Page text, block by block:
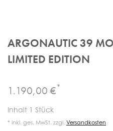
ARGONAUTIC 39
LIMITED EDITION
1.190,00 €*
Inhalt 1 Stück
* inkl. ges. MwSt. zzgl. Versandkosten